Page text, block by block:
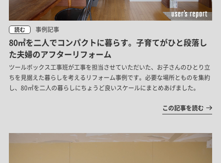
読む 事例記事
80㎡を二人でコンパクトに暮らす。子育てがひと段落し
た夫婦のアフターリフォーム
ツールボックス工事班が工事を担当させていただいた、お子さんのひとり立
ちを見据えた暮らしを考えるリフォーム事例です。必要な場所とものを集約
し、80㎡を二人の暮らしにちょうど良いスケールにまとめあげました。
この記事を読む